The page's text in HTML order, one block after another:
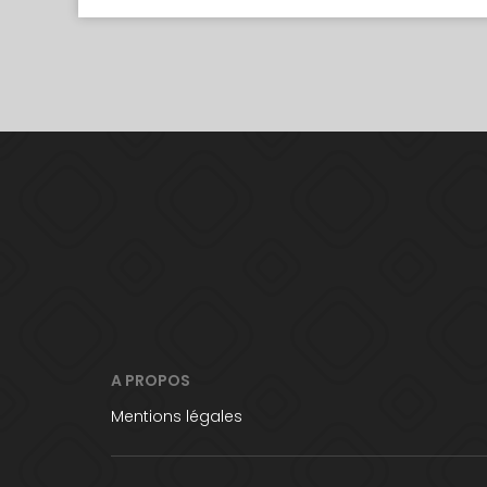
A PROPOS
Mentions légales